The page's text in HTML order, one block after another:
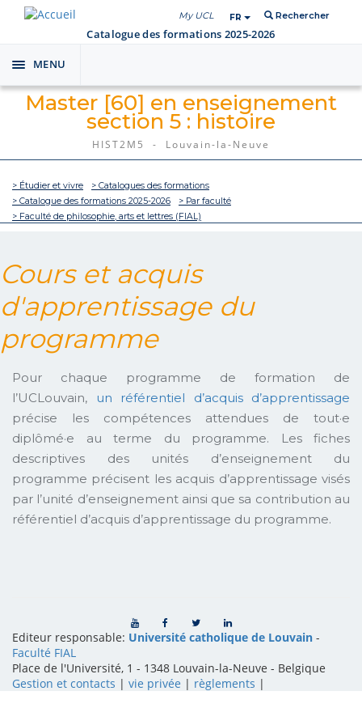
My UCL FR Rechercher
Catalogue des formations 2025-2026
Toggle
navigation
MENU
Master [60] en enseignement
section 5 : histoire
HIST2M5 - Louvain-la-Neuve
> Étudier et vivre
> Catalogues des formations
> Catalogue des formations 2025-2026
> Par faculté
> Faculté de philosophie, arts et lettres (FIAL)
Cours et acquis
d'apprentissage du
programme
Pour chaque programme de formation de
l’UCLouvain, un référentiel d’acquis d’apprentissage
précise les compétences attendues de tout·e
diplômé·e au terme du programme. Les fiches
descriptives des unités d’enseignement du
programme précisent les acquis d’apprentissage visés
par l’unité d’enseignement ainsi que sa contribution au
référentiel d’acquis d’apprentissage du programme.
Editeur responsable: Université catholique de Louvain -
Faculté FIAL
Place de l'Université, 1 - 1348 Louvain-la-Neuve - Belgique
Gestion et contacts | vie privée | règlements |